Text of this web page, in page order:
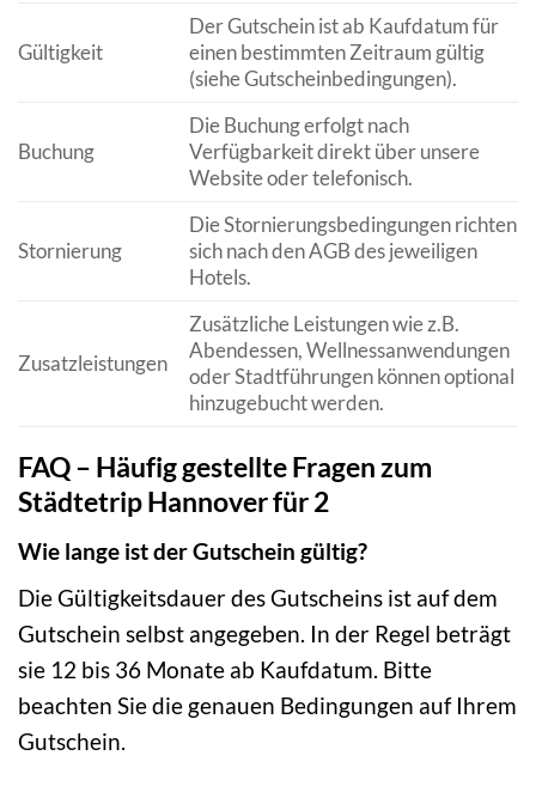
Gültigkeit
Der Gutschein ist ab Kaufdatum für
einen bestimmten Zeitraum gültig
(siehe Gutscheinbedingungen).
Buchung
Die Buchung erfolgt nach
Verfügbarkeit direkt über unsere
Website oder telefonisch.
Stornierung
Die Stornierungsbedingungen richten
sich nach den AGB des jeweiligen
Hotels.
Zusatzleistungen
Zusätzliche Leistungen wie z.B.
Abendessen, Wellnessanwendungen
oder Stadtführungen können optional
hinzugebucht werden.
FAQ – Häufig gestellte Fragen zum
Städtetrip Hannover für 2
Wie lange ist der Gutschein gültig?
Die Gültigkeitsdauer des Gutscheins ist auf dem
Gutschein selbst angegeben. In der Regel beträgt
sie 12 bis 36 Monate ab Kaufdatum. Bitte
beachten Sie die genauen Bedingungen auf Ihrem
Gutschein.